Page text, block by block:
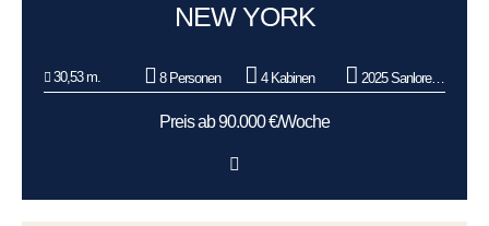
NEW YORK
30,53 m. 8 Personen 4 Kabinen 2025 Sanlorenzo
Preis ab 90.000 €/Woche